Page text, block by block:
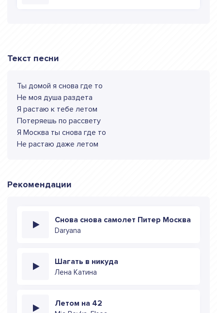
Текст песни
Ты домой я снова где то
Не моя душа раздета
Я растаю к тебе летом
Потеряешь по рассвету
Я Москва ты снова где то
Не растаю даже летом
Рекомендации
Снова снова самолет Питер Москва
Daryana
Шагать в никуда
Лена Катина
Летом на 42